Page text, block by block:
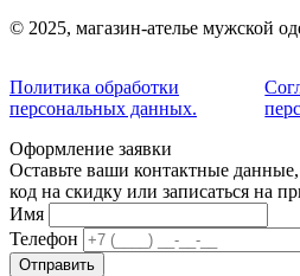
© 2025, магазин-ателье мужской
Политика обработки
персональных данных.
Оформление заявки
Оставьте ваши контактные
код на скидку или записаться на
Имя
Телефон
Отправить